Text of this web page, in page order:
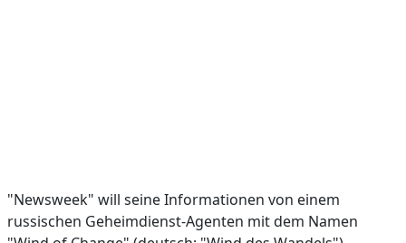
"Newsweek" will seine Informationen von einem
russischen Geheimdienst-Agenten mit dem Namen